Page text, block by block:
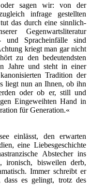
sagen wir: von der
infrage gestellten
das durch eine sinnlich-
Gegenwartsliteratur
Spracheinfälle sind
kriegt man gar nicht
zu den bedeutendsten
Jahre und steht in einer
Tradition der
liegt nun an Ihnen, ob ihn
oder ob er, still und
Eingeweihten Hand in
für Generation.«
einlässt, den erwarten
eine Liebesgeschichte
Abstecher ins
ironisch, bisweilen derb,
Immer schreibt er
es gelingt, trotz des